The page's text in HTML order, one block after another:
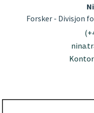
Forsker - Divisjon